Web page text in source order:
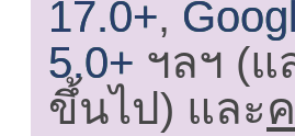
17.0+,
5.0+ ฯลฯ (แ
ขึ้นไป) และ